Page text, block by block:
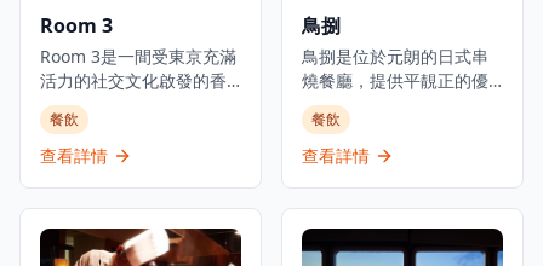
Room 3
Room 3是一間受東京充滿
活力的社交文化啟發的香
港都市美食酒吧，提供日
式小食以及豐富的葡萄
酒、威士忌、優質清酒和
花板，營造出優雅的用餐
和飲酒氛圍。以日式融合
餐飲
查看詳情
鳥捌
鳥捌是位於元朗的日式串
燒餐廳，提供平靚正的優
質日本料理，是體驗正宗
日式美食的理想選擇。餐
廳主打新鮮刺身、炭火串
都展現最佳的風味和品
質。位於元朗舊木綿校服
餐飲
查看詳情